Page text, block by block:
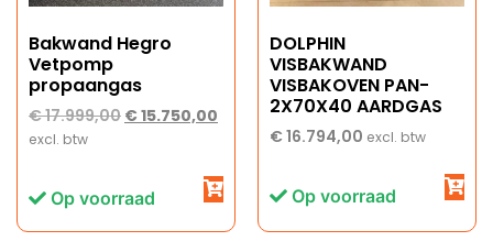
Bakwand Hegro
Vetpomp
propaangas
€17.999,00 €15.750,00
excl. btw
Op voorraad
DOLPHIN
VISBAKWAND
VISBAKOVEN PAN-
2X70X40 AARDGAS
€16.794,00 excl. btw
Op voorraad